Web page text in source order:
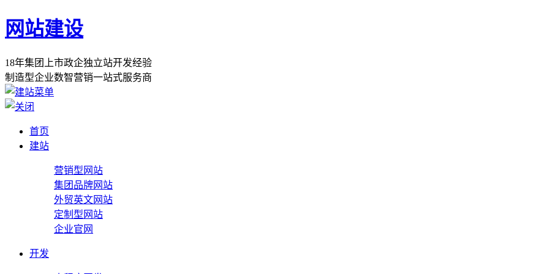
网站建设
18年集团 上市政企独立站开发经验
制 造型企业数智营销一站式服务商
首页
建站
营销型网站
集团品牌网站
外贸英文网站
定制型网站
企业官网
开发